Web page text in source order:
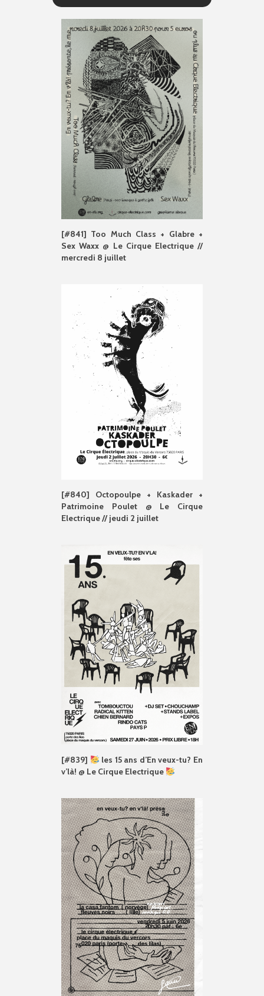
[#841] Too Much Class + Glabre +
Sex Waxx @ Le Cirque Electrique //
mercredi 8 juillet
[#840] Octopoulpe + Kaskader +
Patrimoine Poulet @ Le Cirque
Electrique // jeudi 2 juillet
[#839]
les 15 ans d’En veux-tu? En
v’là! @ Le Cirque Electrique